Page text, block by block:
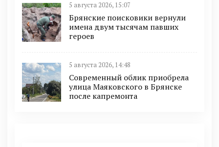
5 августа 2026, 15:07
Брянские поисковики вернули
имена двум тысячам павших
героев
5 августа 2026, 14:48
Современный облик приобрела
улица Маяковского в Брянске
после капремонта